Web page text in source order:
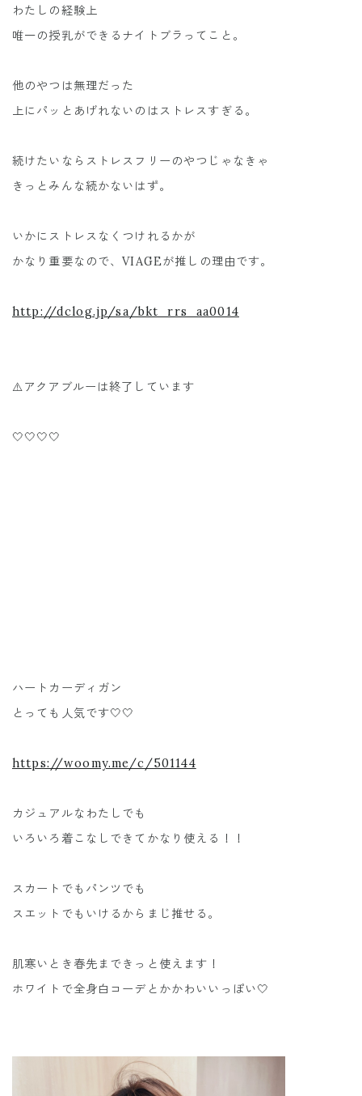
わたしの経験上
唯一の授乳ができるナイトブラってこと。
他のやつは無理だった
上にパッとあげれないのはストレスすぎる。
続けたいならストレスフリーのやつじゃなきゃ
きっとみんな続かないはず。
いかにストレスなくつけれるかが
かなり重要なので、VIAGEが推しの理由です。
http://dclog.jp/sa/bkt_rrs_aa0014
⚠️アクアブルーは終了しています
🤍🤍🤍🤍
ハートカーディガン
とっても人気です🤍🤍
https://woomy.me/c/501144
カジュアルなわたしでも
いろいろ着こなしできてかなり使える！！
スカートでもパンツでも
スエットでもいけるからまじ推せる。
肌寒いとき春先まできっと使えます！
ホワイトで全身白コーデとかかわいいっぽい🤍